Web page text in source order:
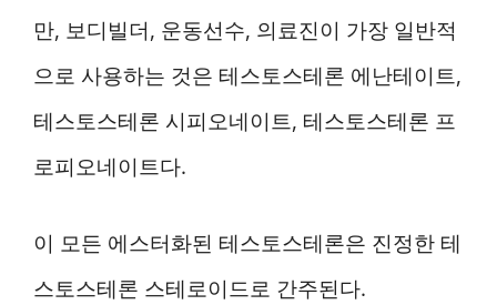
만, 보디빌더, 운동선수, 의료진이 가장 일반적
으로 사용하는 것은 테스토스테론 에난테이트,
테스토스테론 시피오네이트, 테스토스테론 프
로피오네이트다.
이 모든 에스터화된 테스토스테론은 진정한 테
스토스테론 스테로이드로 간주된다.